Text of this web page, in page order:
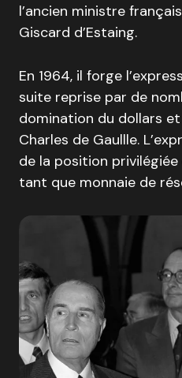
l’ancien ministre
Giscard d’Estaing.
En 1964, il forge
suite reprise par de
domination du dollars
Charles de Gaullle.
de la position
tant que monnaie de